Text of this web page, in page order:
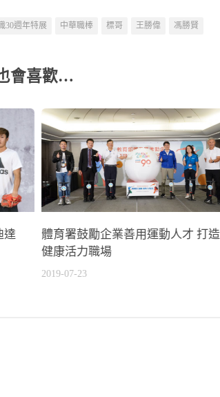
30週年特展 中華職棒 標哥 王勝偉 馮勝賢
會喜歡…
體育署鼓勵企業善用運動人才 打造
健康活力職場
2019-07-23
達